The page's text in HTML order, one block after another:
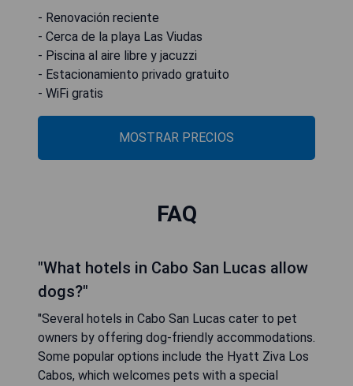
- Renovación reciente
- Cerca de la playa Las Viudas
- Piscina al aire libre y jacuzzi
- Estacionamiento privado gratuito
- WiFi gratis
MOSTRAR PRECIOS
FAQ
"What hotels in Cabo San Lucas allow
dogs?"
"Several hotels in Cabo San Lucas cater to pet
owners by offering dog-friendly accommodations.
Some popular options include the Hyatt Ziva Los
Cabos, which welcomes pets with a special